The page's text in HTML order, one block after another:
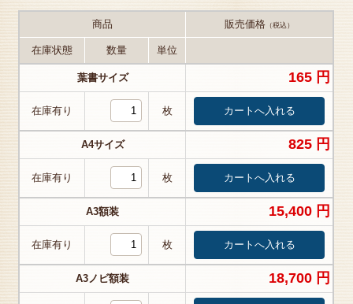
商品 販売価格 （税込）
在庫状態 数量 単位
葉書サイズ 165 円
在庫有り 枚
A4サイズ 825 円
在庫有り 枚
A3額装 15,400 円
在庫有り 枚
A3ノビ額装 18,700 円